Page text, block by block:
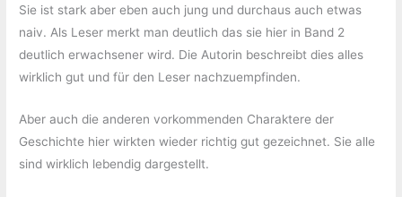
Sie ist stark aber eben auch jung und durchaus auch etwas
naiv. Als Leser merkt man deutlich das sie hier in Band 2
deutlich erwachsener wird. Die Autorin beschreibt dies alles
wirklich gut und für den Leser nachzuempfinden.
Aber auch die anderen vorkommenden Charaktere der
Geschichte hier wirkten wieder richtig gut gezeichnet. Sie alle
sind wirklich lebendig dargestellt.